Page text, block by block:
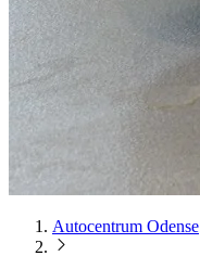
Autocentrum Odense